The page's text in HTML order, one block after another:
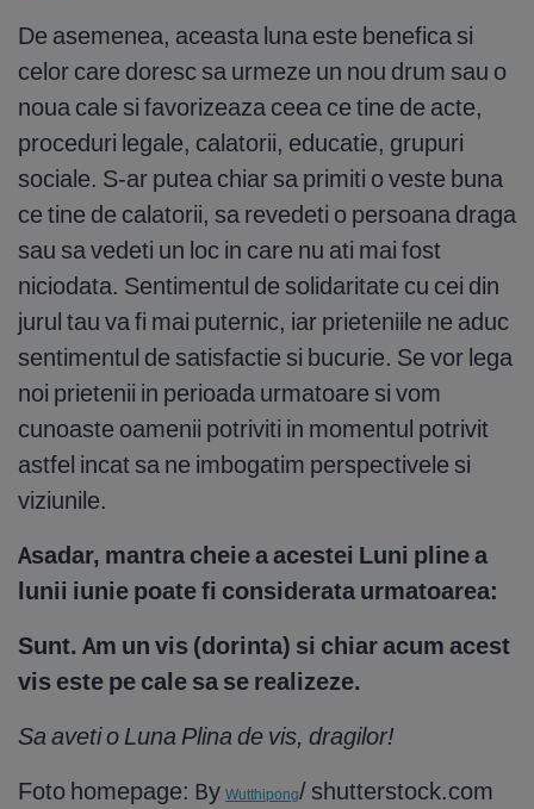
De asemenea, aceasta luna este benefica si
celor care doresc sa urmeze un nou drum sau o
noua cale si favorizeaza ceea ce tine de acte,
proceduri legale, calatorii, educatie, grupuri
sociale. S-ar putea chiar sa primiti o veste buna
ce tine de calatorii, sa revedeti o persoana draga
sau sa vedeti un loc in care nu ati mai fost
niciodata. Sentimentul de solidaritate cu cei din
jurul tau va fi mai puternic, iar prieteniile ne aduc
sentimentul de satisfactie si bucurie. Se vor lega
noi prietenii in perioada urmatoare si vom
cunoaste oamenii potriviti in momentul potrivit
astfel incat sa ne imbogatim perspectivele si
viziunile.
Asadar, mantra cheie a acestei Luni pline a
lunii iunie poate fi considerata urmatoarea:
Sunt. Am un vis (dorinta) si chiar acum acest
vis este pe cale sa se realizeze.
Sa aveti o Luna Plina de vis, dragilor!
Foto homepage: By Wutthipong/ shutterstock.com